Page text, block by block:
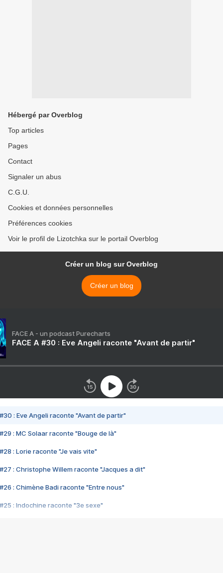
Hébergé par Overblog
Top articles
Pages
Contact
Signaler un abus
C.G.U.
Cookies et données personnelles
Préférences cookies
Voir le profil de Lizotchka sur le portail Overblog
Créer un blog sur Overblog
Créer un blog
FACE A - un podcast Purecharts
FACE A #30 : Eve Angeli raconte "Avant de partir"
#30 : Eve Angeli raconte "Avant de partir"
#29 : MC Solaar raconte "Bouge de là"
#28 : Lorie raconte "Je vais vite"
#27 : Christophe Willem raconte "Jacques a dit"
#26 : Chimène Badi raconte "Entre nous"
#25 : Indochine raconte "3e sexe"